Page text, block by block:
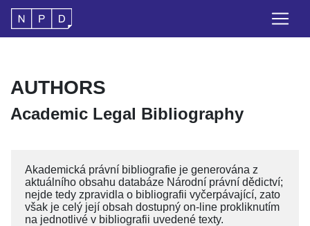
AUTHORS
Academic Legal Bibliography
Akademická právní bibliografie je generována z
aktuálního obsahu databáze Národní právní dědictví;
nejde tedy zpravidla o bibliografii vyčerpávající, zato
však je celý její obsah dostupný on-line prokliknutím
na jednotlivé v bibliografii uvedené texty.